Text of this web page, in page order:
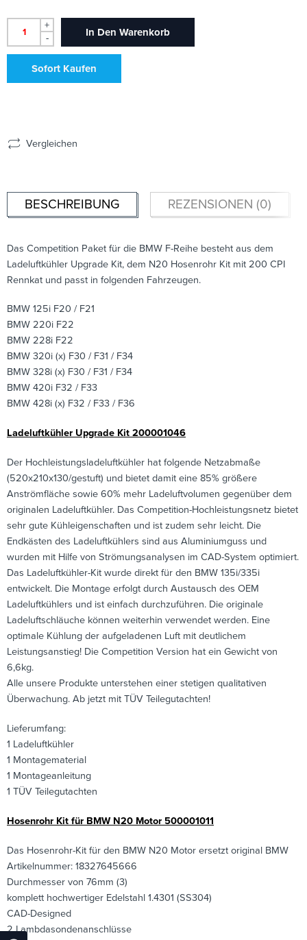
+
-
In Den Warenkorb
Sofort Kaufen
Vergleichen
BESCHREIBUNG REZENSIONEN (0)
Das Competition Paket für die BMW F-Reihe besteht aus dem
Ladeluftkühler Upgrade Kit, dem N20 Hosenrohr Kit mit 200 CPI
Rennkat und passt in folgenden Fahrzeugen.
BMW 125i F20 / F21
BMW 220i F22
BMW 228i F22
BMW 320i (x) F30 / F31 / F34
BMW 328i (x) F30 / F31 / F34
BMW 420i F32 / F33
BMW 428i (x) F32 / F33 / F36
Ladeluftkühler Upgrade Kit 200001046
Der Hochleistungsladeluftkühler hat folgende Netzabmaße
(520x210x130/gestuft) und bietet damit eine 85% größere
Anströmfläche sowie 60% mehr Ladeluftvolumen gegenüber dem
originalen Ladeluftkühler. Das Competition-Hochleistungsnetz bietet
sehr gute Kühleigenschaften und ist zudem sehr leicht. Die
Endkästen des Ladeluftkühlers sind aus Aluminiumguss und
wurden mit Hilfe von Strömungsanalysen im CAD-System optimiert.
Das Ladeluftkühler-Kit wurde direkt für den BMW 135i/335i
entwickelt. Die Montage erfolgt durch Austausch des OEM
Ladeluftkühlers und ist einfach durchzuführen. Die originale
Ladeluftschläuche können weiterhin verwendet werden. Eine
optimale Kühlung der aufgeladenen Luft mit deutlichem
Leistungsanstieg! Die Competition Version hat ein Gewicht von
6,6kg.
Alle unsere Produkte unterstehen einer stetigen qualitativen
Überwachung. Ab jetzt mit TÜV Teilegutachten!
Lieferumfang:
1 Ladeluftkühler
1 Montagematerial
1 Montageanleitung
1 TÜV Teilegutachten
Hosenrohr Kit für BMW N20 Motor 500001011
Das Hosenrohr-Kit für den BMW N20 Motor ersetzt original BMW
Artikelnummer: 18327645666
Durchmesser von 76mm (3)
komplett hochwertiger Edelstahl 1.4301 (SS304)
CAD-Designed
2 Lambdasondenanschlüsse